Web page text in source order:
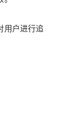
用户进行追